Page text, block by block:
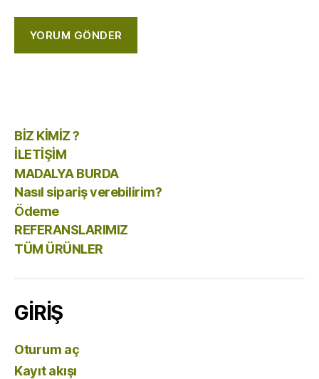
BİZ KİMİZ ?
İLETİŞİM
MADALYA BURDA
Nasıl sipariş verebilirim?
Ödeme
REFERANSLARIMIZ
TÜM ÜRÜNLER
GİRİŞ
Oturum aç
Kayıt akışı